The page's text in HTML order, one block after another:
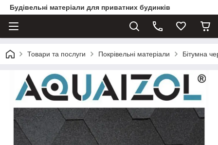
Будівельні матеріали для приватних будинків
Товари та послуги Покрівельні матеріали Бітумна